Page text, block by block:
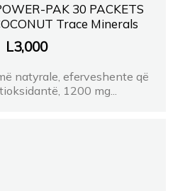
PAK 30 PACKETS
Trace Minerals
L3,000
natyrale, eferveshente që
1200 mg...